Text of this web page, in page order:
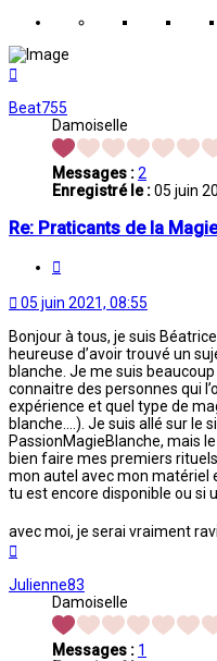
Beat755
Damoiselle
Messages :2
Enregistré le :05 juin
Re: Praticants de la
05 juin 2021, 08:55
Bonjour à tous, je suis
heureuse d’avoir trouvé un
blanche. Je me suis
connaitre des personnes qui
expérience et quel type de
blanche….). Je suis allé sur le
PassionMagieBlanche, mais
bien faire mes premiers
mon autel avec mon matériel
tu est encore disponible ou si
avec moi, je serai vraiment
Julienne83
Damoiselle
Messages : 1